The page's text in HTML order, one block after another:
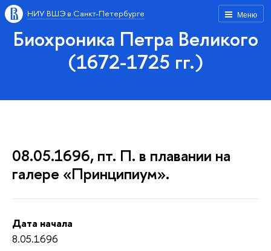
Меню
НИУ ВШЭ в Санкт-Петербурге
Биохроника Петра Великого
(1672-1725 гг.)
08.05.1696, пт. П. в плавании на
галере «Принципиум».
Дата начала
8.05.1696